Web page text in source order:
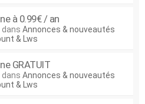
à 0.99€ / an
dans Annonces & nouveautés
& Lws
GRATUIT
dans Annonces & nouveautés
& Lws